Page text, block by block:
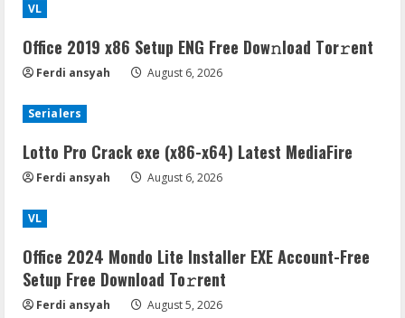
VL
Office 2019 x86 Setup ENG Frее Dow𝚗load Tоr𝚛ent
Ferdi ansyah August 6, 2026
Serialers
Lotto Pro Crack exe (x86-x64) Latest MediaFire
Ferdi ansyah August 6, 2026
VL
Office 2024 Mondo Lite Installer EXE Account-Free
Setup Frее Download To𝚛rent
Ferdi ansyah August 5, 2026